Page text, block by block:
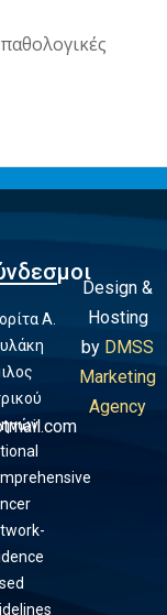
Α.
Design &
Hosting
by DMSS
Marketing
Agency